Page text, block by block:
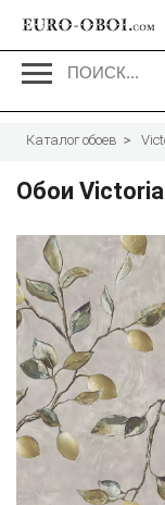
EURO-OBOI.com
Каталог обоев
Обои